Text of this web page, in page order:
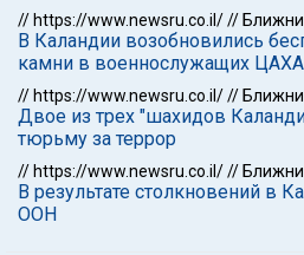
// https://www.newsru.co.il///
В Каландии возобновились
камни в военнослужащих
// https://www.newsru.co.il///
Двое из трех "шахидов
тюрьму за террор
// https://www.newsru.co.il///
В результате столкновений в
ООН